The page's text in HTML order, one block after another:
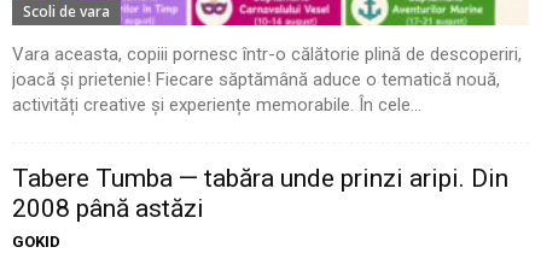
Scoli de vara
Vara aceasta, copiii pornesc într-o călătorie plină de descoperiri,
joacă și prietenie! Fiecare săptămână aduce o tematică nouă,
activități creative și experiențe memorabile. În cele...
Tabere Tumba — tabăra unde prinzi aripi. Din
2008 până astăzi
GOKID